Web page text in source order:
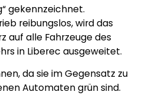
gekennzeichnet.
reibungslos, wird das
auf alle Fahrzeuge des
in Liberec ausgeweitet.
da sie im Gegensatz zu
Automaten grün sind.